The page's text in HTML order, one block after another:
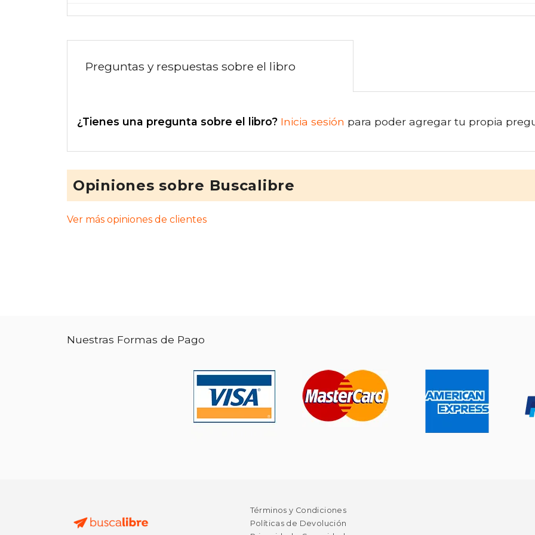
Preguntas y respuestas sobre el libro
¿Tienes una pregunta sobre el libro? Inicia sesión para poder agregar tu propia
Opiniones sobre Buscalibre
Ver más opiniones de clientes
Nuestras Formas de Pago
Términos y Condiciones
Políticas de Devolución